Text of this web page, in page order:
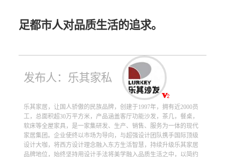
⾜都市⼈对品质⽣活的追求。
发布人：乐其家私
乐其家居，让国人骄傲的民族品牌，创建于1997年，拥有近2000员
工，总面积超30万平方米，产品涵盖客厅功能沙发，茶几，餐桌，
软床等全屋家具，是一家集研发、生产、销售、服务为一体的现代
家居集团。企业使终以市场为导向，与超强设计团队携手国际顶级
设计大咖，将西方设计理念融入东方生活智慧，持续升级乐其家居
品牌地位，始终坚持用设计手法将美学融入品质生活之中，以简约